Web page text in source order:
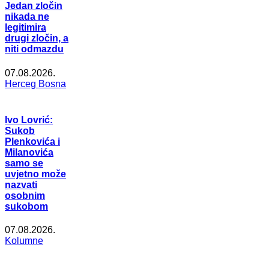
Jedan zločin
nikada ne
legitimira
drugi zločin, a
niti odmazdu
07.08.2026.
Herceg Bosna
Ivo Lovrić:
Sukob
Plenkovića i
Milanovića
samo se
uvjetno može
nazvati
osobnim
sukobom
07.08.2026.
Kolumne